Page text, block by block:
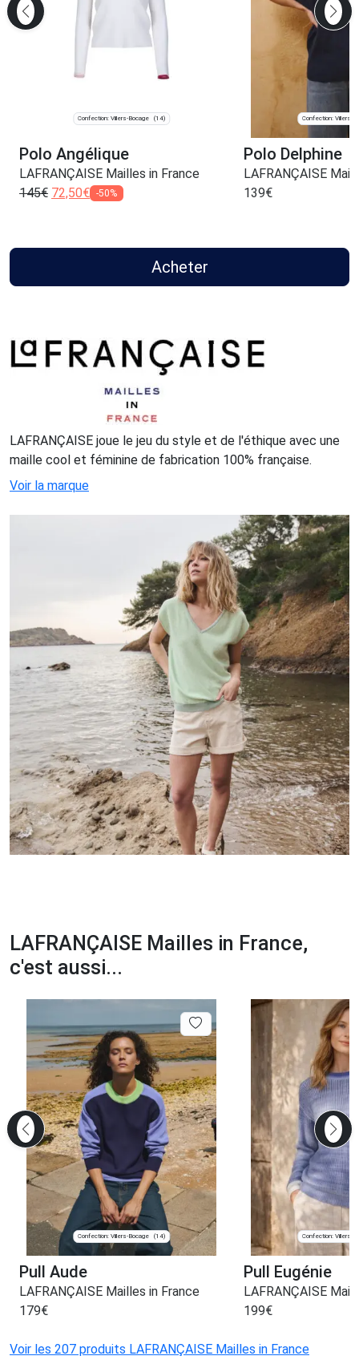
Confection: Villers-Bocage (14)
Polo Angélique
LAFRANÇAISE Mailles in France
145€ 72,50€ -50%
Confection: Villers-
Polo Delphine
LAFRANÇAISE
139€
Acheter
LAFRANÇAISE joue le jeu du style et de l'éthique avec une
maille cool et féminine de fabrication 100% française.
Voir la marque
LAFRANÇAISE Mailles in France,
c'est aussi...
Confection: Villers-Bocage (14)
Pull Aude
LAFRANÇAISE Mailles in France
179€
Confection: Villers-
Pull Eugénie
LAFRANÇAISE
199€
Voir les 207 produits LAFRANÇAISE Mailles in France